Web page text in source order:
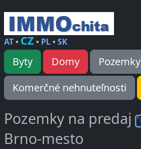
AT• CZ • PL•SK
Byty Domy
Pozemky
Komerčné nehnuteľnosti
Pozemky na predaj
Brno-mesto